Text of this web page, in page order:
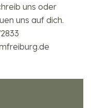
uns oder
uns auf dich.